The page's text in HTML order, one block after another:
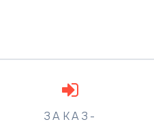
ЗАКАЗ-